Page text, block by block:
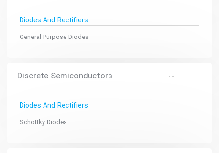
Diodes And Rectifiers
General Purpose Diodes
Discrete Semiconductors
Diodes And Rectifiers
Schottky Diodes